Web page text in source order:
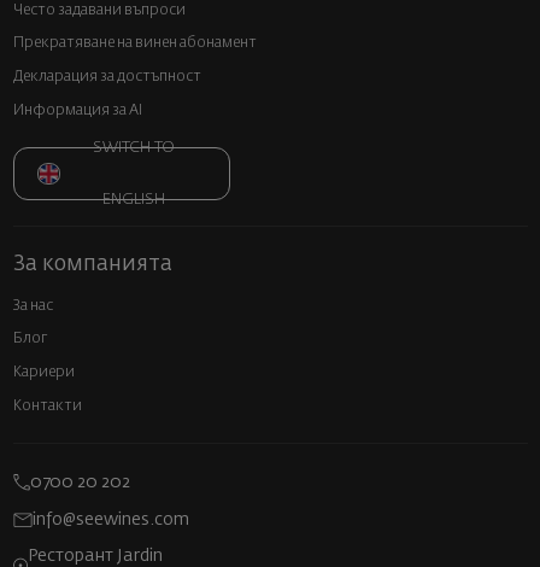
Често задавани въпроси
Прекратяване на винен абонамент
Декларация за достъпност
Информация за AI
SWITCH TO
ENGLISH
За компанията
За нас
Блог
Кариери
Контакти
0700 20 202
info@seewines.com
Ресторант Jardin